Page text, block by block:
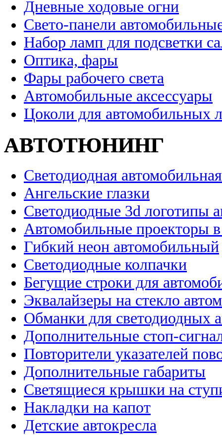
Дневные ходовые огни
Свето-панели
Набор ламп для подсветки
Оптика, фары
Фары рабочего света
Автомобильные аксессуары
Цоколи для автомобильных
АВТОТЮНИНГ
Светодиодная
Ангельские глазки
Светодиодные 3d логотипы
Автомобильные проекторы
Гибкий неон автомобильный
Светодиодные колпачки
Бегущие строки для
Эквалайзеры на стекло
Обманки для светодиодных
Дополнительные стоп-
Повторители указателей
Дополнительные габариты
Светящиеся крышки на
Накладки на капот
Детские автокресла